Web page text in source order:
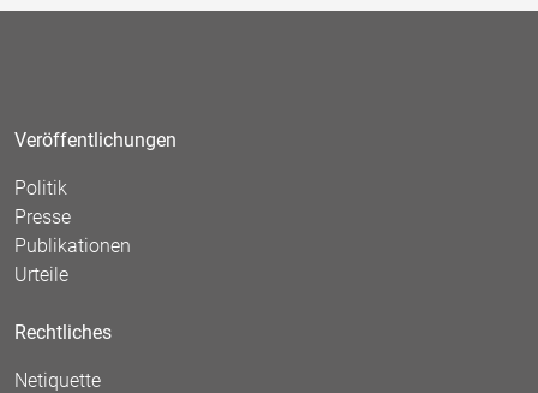
Veröffentlichungen
Politik
Presse
Publikationen
Urteile
Rechtliches
Netiquette